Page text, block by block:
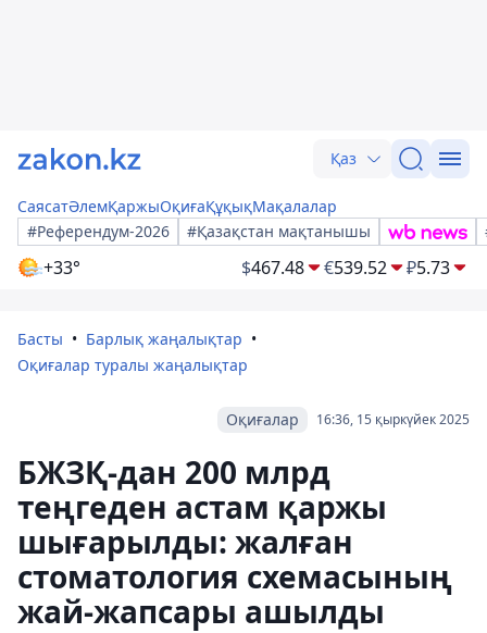
Қаз
СаясатӘлемҚаржыОқиғаҚұқықМақалалар
#Референдум-2026
#Қазақстан мақтанышы
+33° $467.48 €539.52 ₽5.73
Басты
Барлық жаңалықтар
Оқиғалар туралы жаңалықтар
16:36, 15 қыркүйек 2025
Оқиғалар
БЖЗҚ-дан 200 млрд
теңгеден астам қаржы
шығарылды: жалған
стоматология схемасының
жай-жапсары ашылды